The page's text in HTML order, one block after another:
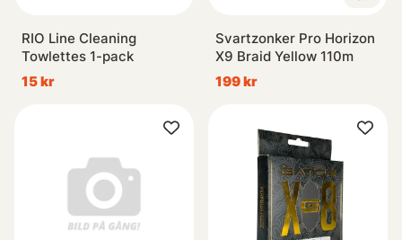
RIO Line Cleaning
Towlettes 1-pack
15 kr
Svartzonker Pro Horizon
X9 Braid Yellow 110m
199 kr